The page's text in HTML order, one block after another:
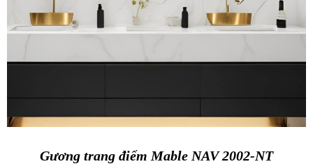
Gương trang điểm Mable NAV 2002-NT